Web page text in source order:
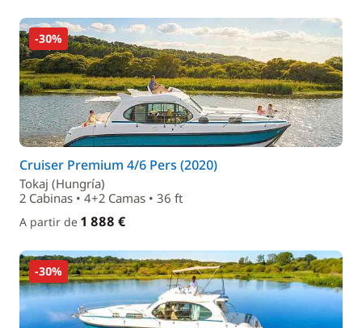
-30%
Cruiser Premium 4/6 Pers (2020)
Tokaj (Hungría)
2 Cabinas • 4+2 Camas • 36 ft
A partir de 1 888 €
-30%